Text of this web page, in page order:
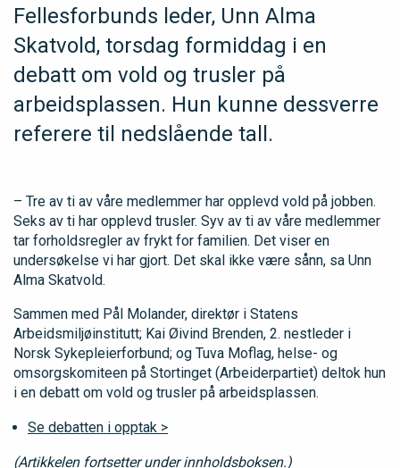
Fellesforbunds leder, Unn Alma
Skatvold, torsdag formiddag i en
debatt om vold og trusler på
arbeidsplassen. Hun kunne dessverre
referere til nedslående tall.
– Tre av ti av våre medlemmer har opplevd vold på jobben.
Seks av ti har opplevd trusler. Syv av ti av våre medlemmer
tar forholdsregler av frykt for familien. Det viser en
undersøkelse vi har gjort. Det skal ikke være sånn, sa Unn
Alma Skatvold.
Sammen med Pål Molander, direktør i Statens
Arbeidsmiljøinstitutt; Kai Øivind Brenden, 2. nestleder i
Norsk Sykepleierforbund; og Tuva Moflag, helse- og
omsorgskomiteen på Stortinget (Arbeiderpartiet) deltok hun
i en debatt om vold og trusler på arbeidsplassen.
Se debatten i opptak >
(Artikkelen fortsetter under innholdsboksen.)